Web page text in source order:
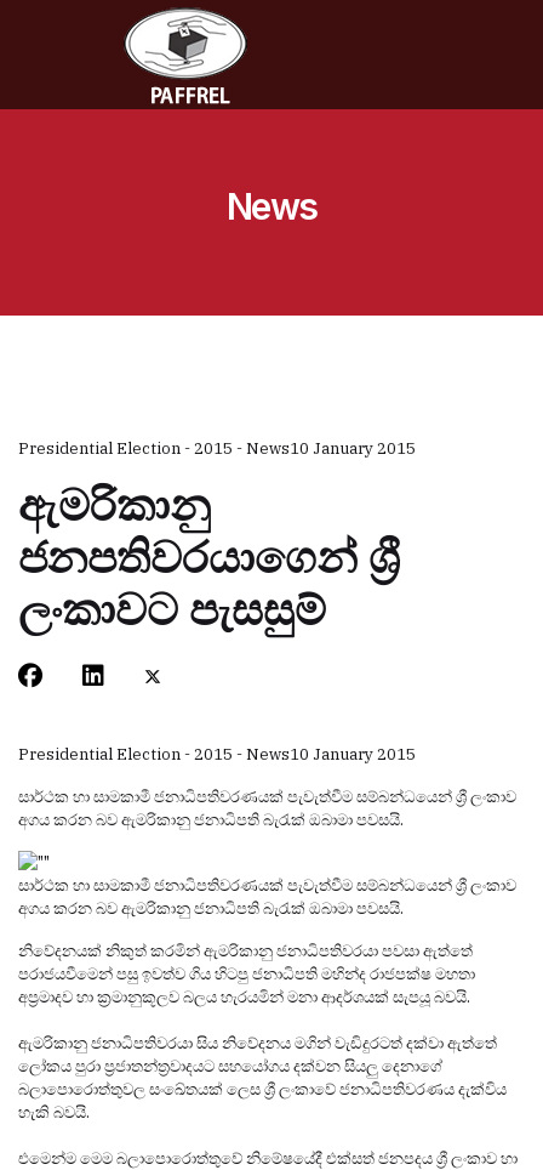
News
Presidential Election - 2015 - News10 January 2015
ඇමරිකානු
ජනපතිවරයාගෙන් ශ්‍රී
ලංකාවට පැසසුම්
Presidential Election - 2015 - News10 January 2015
සාර්ථක හා සාමකාමී ජනාධිපතිවරණයක් පැවැත්වීම සම්බන්ධයෙන් ශ්‍රී ලංකාව
අගය කරන බව ඇමරිකානු ජනාධිපති බැරැක් ඔබාමා පවසයි.
සාර්ථක හා සාමකාමී ජනාධිපතිවරණයක් පැවැත්වීම සම්බන්ධයෙන් ශ්‍රී ලංකාව
අගය කරන බව ඇමරිකානු ජනාධිපති බැරැක් ඔබාමා පවසයි.
නිවේදනයක් නිකුත් කරමින් ඇමරිකානු ජනාධිපතිවරයා පවසා ඇත්තේ
පරාජයවීමෙන් පසු ඉවත්ව ගිය හිටපු ජනාධිපති මහින්ද රාජපක්ෂ මහතා
අප්‍රමාදව හා ක්‍රමානුකූලව බලය හැරයමින් මනා ආදර්ශයක් සැපයූ බවයි.
ඇමරිකානු ජනාධිපතිවරයා සිය නිවේදනය මගින් වැඩිදුරටත් දක්වා ඇත්තේ
ලෝකය පුරා ප්‍රජාතන්ත්‍රවාදයට සහයෝගය දක්වන සියලු දෙනාගේ
බලාපොරොත්තුවල සංඛේතයක් ලෙස ශ්‍රී ලංකාවේ ජනාධිපතිවරණය දැක්විය
හැකි බවයි.
එමෙන්ම මෙම බලාපොරොත්තුවේ නිමේෂයේදී එක්සත් ජනපදය ශ්‍රී ලංකාව හා